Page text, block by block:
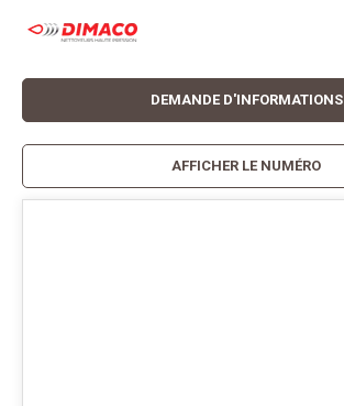
DEMANDE D'INFORMATIONS
AFFICHER LE NUMÉRO